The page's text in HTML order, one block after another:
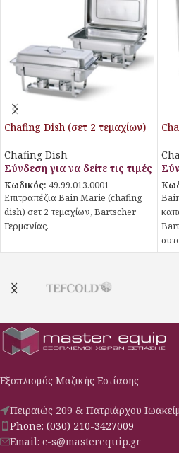
Chafing Dish (σετ 2 τεμαχίων)
Chafing Dish
Σύνδεση για να δείτε τις τιμές
Κωδικός: 49.99.013.0001
Επιτραπέζια Bain Marie (chafing
dish) σετ 2 τεμαχίων, Bartscher
Γερμανίας.
Εξοπλισμός Μαζικής Εστίασης
Πειραιώς 209 & Πατριάρχου
Phone: (030) 210-3427009
Email: c-s@masterequip.gr